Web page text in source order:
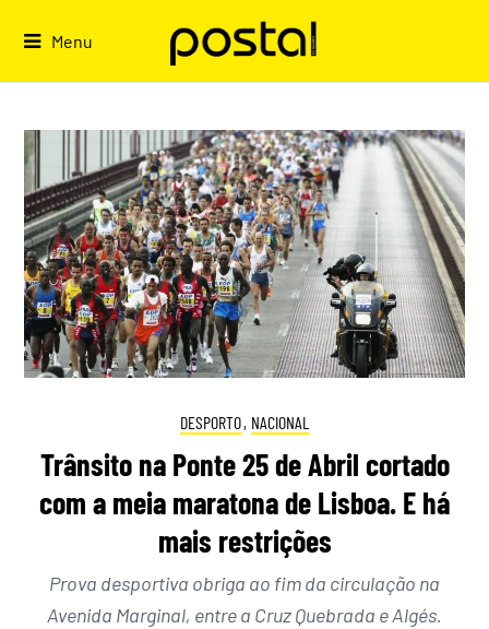
Menu
DESPORTO, NACIONAL
Trânsito na Ponte 25 de Abril cortado
com a meia maratona de Lisboa. E há
mais restrições
Prova desportiva obriga ao fim da circulação na
Avenida Marginal, entre a Cruz Quebrada e Algés.